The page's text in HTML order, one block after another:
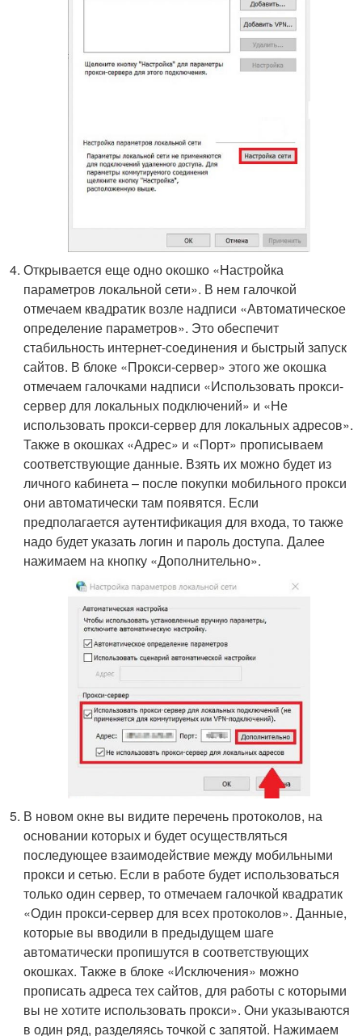
Открывается еще одно окошко «Настройка
параметров локальной сети». В нем галочкой
отмечаем квадратик возле надписи «Автоматическое
определение параметров». Это обеспечит
стабильность интернет-соединения и быстрый запуск
сайтов. В блоке «Прокси-сервер» этого же окошка
отмечаем галочками надписи «Использовать прокси-
сервер для локальных подключений» и «Не
использовать прокси-сервер для локальных адресов».
Также в окошках «Адрес» и «Порт» прописываем
соответствующие данные. Взять их можно будет из
личного кабинета – после покупки мобильного прокси
они автоматически там появятся. Если
предполагается аутентификация для входа, то также
надо будет указать логин и пароль доступа. Далее
нажимаем на кнопку «Дополнительно».
В новом окне вы видите перечень протоколов, на
основании которых и будет осуществляться
последующее взаимодействие между мобильными
прокси и сетью. Если в работе будет использоваться
только один сервер, то отмечаем галочкой квадратик
«Один прокси-сервер для всех протоколов». Данные,
которые вы вводили в предыдущем шаге
автоматически пропишутся в соответствующих
окошках. Также в блоке «Исключения» можно
прописать адреса тех сайтов, для работы с которыми
вы не хотите использовать прокси». Они указываются
в один ряд, разделяясь точкой с запятой. Нажимаем